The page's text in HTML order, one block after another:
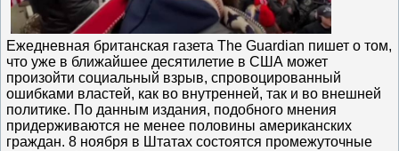
Ежедневная британская газета The Guardian пишет о том,
что уже в ближайшее десятилетие в США может
произойти социальный взрыв, спровоцированный
ошибками властей, как во внутренней, так и во внешней
политике. По данным издания, подобного мнения
придерживаются не менее половины американских
граждан. 8 ноября в Штатах состоятся промежуточные